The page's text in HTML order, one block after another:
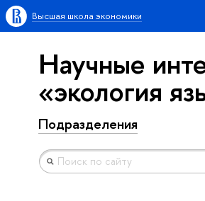
Высшая школа экономики
Научные
«экология
Подразделения